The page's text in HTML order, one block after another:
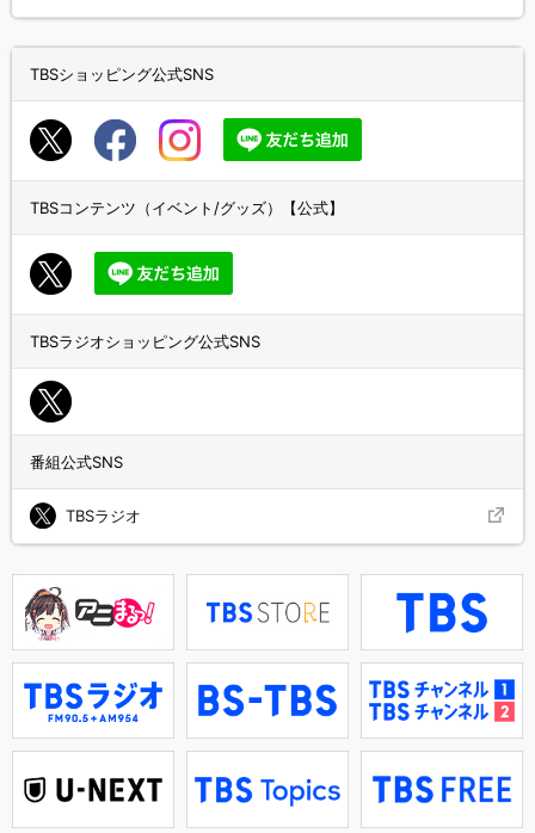
TBSショッピング公式SNS
TBSコンテンツ（イベント/グッズ）【公式】
TBSラジオショッピング公式SNS
番組公式SNS
TBSラジオ